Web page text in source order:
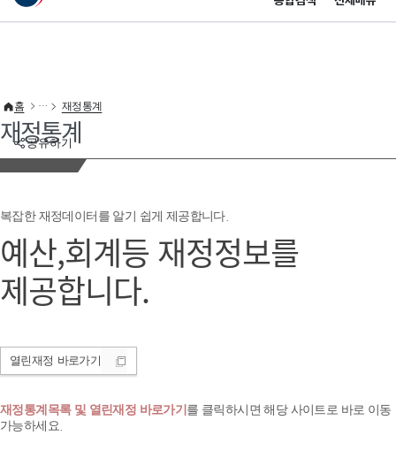
이 누리집은 대한민국 공식 전자정부 누리집입니다.
공유하기
홈 재정통계
재정통계
복잡한 재정데이터를 알기 쉽게 제공합니다.
예산,회계등 재정정보를
제공합니다.
열린재정 바로가기
재정통계목록 및 열린재정 바로가기 를 클릭하시면 해당 사이트로 바로 이동
가능하세요.